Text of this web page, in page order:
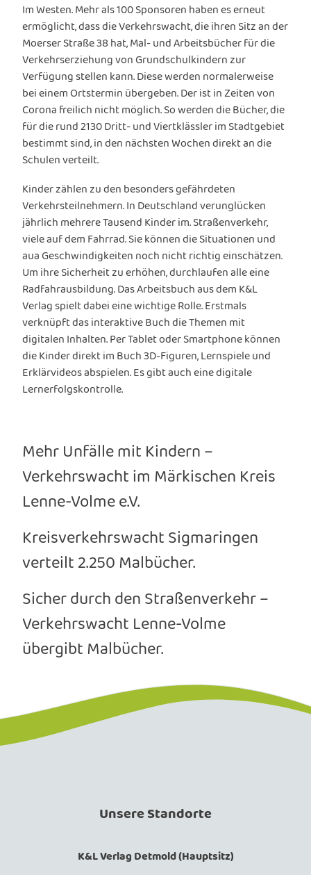
Im Westen. Mehr als 100 Sponsoren haben es erneut
ermöglicht, dass die Verkehrswacht, die ihren Sitz an der
Moerser Straße 38 hat, Mal- und Arbeitsbücher für die
Verkehrserziehung von Grundschulkindern zur
Verfügung stellen kann. Diese werden normalerweise
bei einem Ortstermin übergeben. Der ist in Zeiten von
Corona freilich nicht möglich. So werden die Bücher, die
für die rund 2130 Dritt- und Viertklässler im Stadtgebiet
bestimmt sind, in den nächsten Wochen direkt an die
Schulen verteilt.
Kinder zählen zu den besonders gefährdeten
Verkehrsteilnehmern. In Deutschland verunglücken
jährlich mehrere Tausend Kinder im. Straßenverkehr,
viele auf dem Fahrrad. Sie können die Situationen und
aua Geschwindigkeiten noch nicht richtig einschätzen.
Um ihre Sicherheit zu erhöhen, durchlaufen alle eine
Radfahrausbildung. Das Arbeitsbuch aus dem K&L
Verlag spielt dabei eine wichtige Rolle. Erstmals
verknüpft das interaktive Buch die Themen mit
digitalen Inhalten. Per Tablet oder Smartphone können
die Kinder direkt im Buch 3D-Figuren, Lernspiele und
Erklärvideos abspielen. Es gibt auch eine digitale
Lernerfolgskontrolle.
Mehr Unfälle mit Kindern –
Verkehrswacht im Märkischen Kreis
Lenne-Volme e.V.
Kreisverkehrswacht Sigmaringen
verteilt 2.250 Malbücher.
Sicher durch den Straßenverkehr –
Verkehrswacht Lenne-Volme
übergibt Malbücher.
Unsere Standorte
K&L Verlag Detmold (Hauptsitz)